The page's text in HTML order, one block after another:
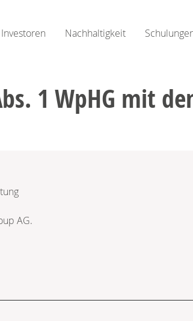
Investoren Nachhaltigkeit
1 WpHG mit
AG.